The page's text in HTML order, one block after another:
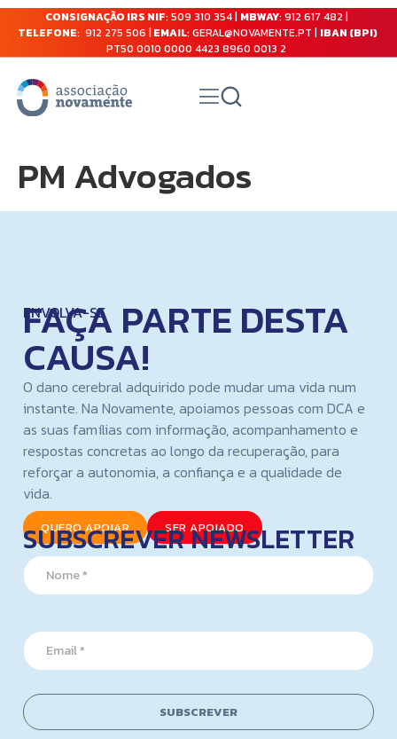
CONSIGNAÇÃO IRS NIF: 509 310 354 | MBWAY: 912 617 482 |
TELEFONE: 912 275 506 | EMAIL: GERAL@NOVAMENTE.PT | IBAN (BPI)
PT50 0010 0000 4423 8960 0013 2
PM Advogados
ENVOLVA-SE
FAÇA PARTE DESTA
CAUSA!
O dano cerebral adquirido pode mudar uma vida num
instante. Na Novamente, apoiamos pessoas com DCA e
as suas famílias com informação, acompanhamento e
respostas concretas ao longo da recuperação, para
reforçar a autonomia, a confiança e a qualidade de
vida.
QUERO APOIAR SER APOIADO
SUBSCREVER NEWSLETTER
N
a
m
N
a
e
N
a
E
m
a
l
*
SUBSCREVER